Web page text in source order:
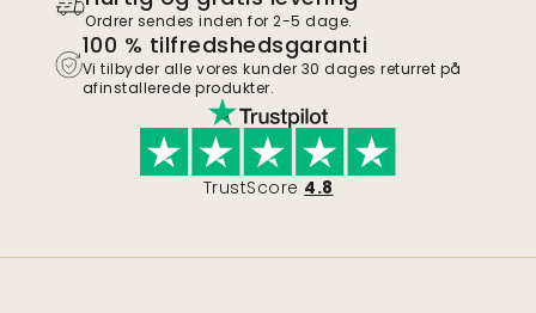
Ordrer sendes inden for 2-5 dage.
100 % tilfredshedsgaranti
Vi tilbyder alle vores kunder 30 dages returret på
afinstallerede produkter.
TrustScore 4.8